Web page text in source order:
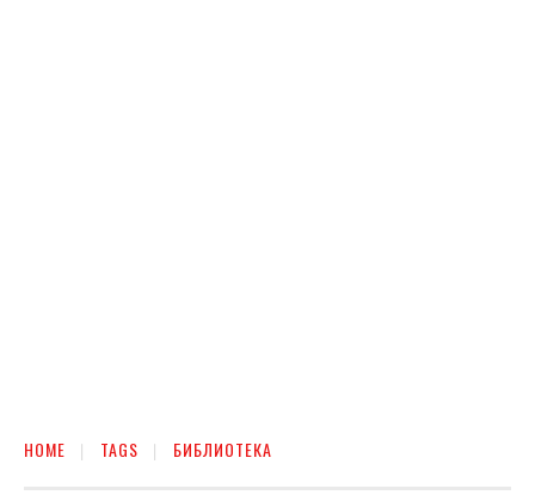
HOME TAGS БИБЛИОТЕКА